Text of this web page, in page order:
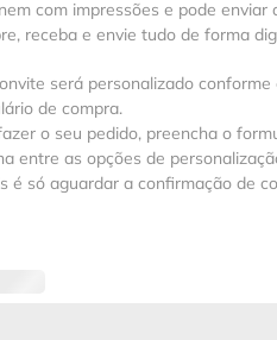
com impressões e pode
receba e envie tudo de forma
será personalizado
de compra.
o seu pedido, preencha o
entre as opções de
é só aguardar a confirmação de